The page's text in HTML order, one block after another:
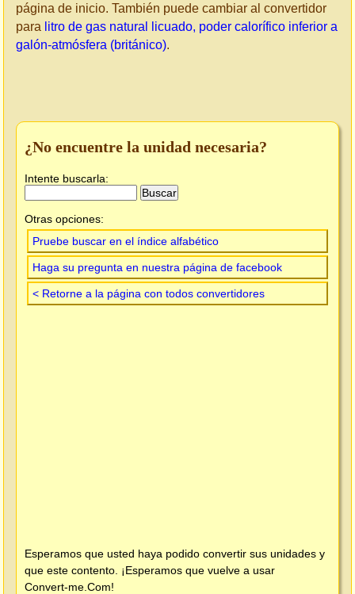
página de inicio. También puede cambiar al convertidor
para litro de gas natural licuado, poder calorífico inferior a
galón-atmósfera (británico).
¿No encuentre la unidad necesaria?
Intente buscarla:
Otras opciones:
Pruebe buscar en el índice alfabético
Haga su pregunta en nuestra página de facebook
< Retorne a la página con todos convertidores
Esperamos que usted haya podido convertir sus unidades y
que este contento. ¡Esperamos que vuelve a usar
Convert-me.Com!